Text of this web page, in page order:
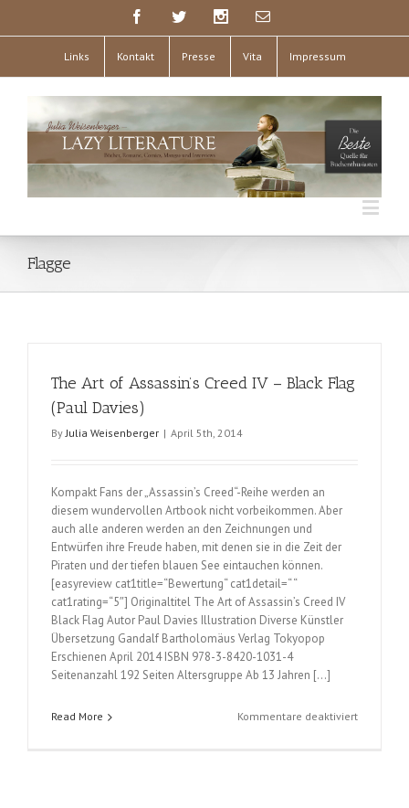
Links Kontakt Presse Vita Impressum
Flagge
The Art of Assassin’s Creed IV – Black Flag
(Paul Davies)
ByJulia Weisenberger | April 5th, 2014
Kompakt Fans der „Assassin’s Creed“-Reihe werden an
diesem wundervollen Artbook nicht vorbeikommen. Aber
auch alle anderen werden an den Zeichnungen und
Entwürfen ihre Freude haben, mit denen sie in die Zeit der
Piraten und der tiefen blauen See eintauchen können.
[easyreview cat1title=“Bewertung“ cat1detail=“ “
cat1rating=“5″] Originaltitel The Art of Assassin’s Creed IV
Black Flag Autor Paul Davies Illustration Diverse Künstler
Übersetzung Gandalf Bartholomäus Verlag Tokyopop
Erschienen April 2014 ISBN 978-3-8420-1031-4
Seitenanzahl 192 Seiten Altersgruppe Ab 13 Jahren […]
Read More Kommentare deaktiviertfür